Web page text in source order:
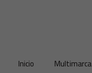
Inicio Multimarca